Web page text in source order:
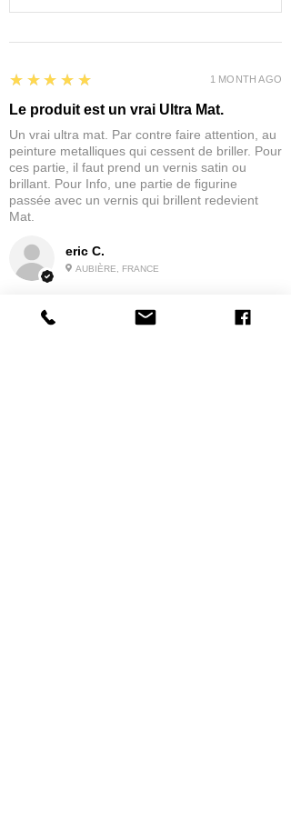
eric C.
AUBIÈRE, FRANCE
5
★★★★★
Le produit est un vrai Ultra Mat.
Un vrai ultra mat. Par contre faire attention, au
peinture metalliques qui cessent de briller. Pour
ces partie, il faut prend un vernis satin ou
brillant. Pour Info, une partie de figurine
passée avec un vernis qui brillent redevient
Mat.
1 MONTH AGO